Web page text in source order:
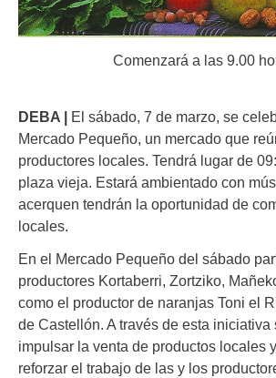
Comenzará a las 9.00
DEBA | El sábado, 7 de marzo, se
Mercado Pequeño, un mercado que
productores locales. Tendrá lugar de
plaza vieja. Estará ambientado con
acerquen tendrán la oportunidad de
locales.
En el Mercado Pequeño del sábado
productores Kortaberri, Zortziko,
como el productor de naranjas Toni el
de Castellón. A través de esta iniciativa
impulsar la venta de productos locales
reforzar el trabajo de las y los